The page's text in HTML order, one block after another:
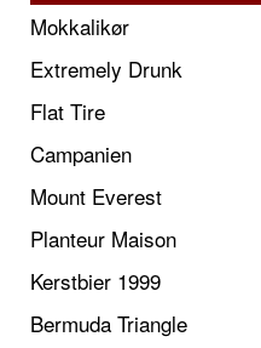
Mokkalikør
Extremely Drunk
Flat Tire
Campanien
Mount Everest
Planteur Maison
Kerstbier 1999
Bermuda Triangle